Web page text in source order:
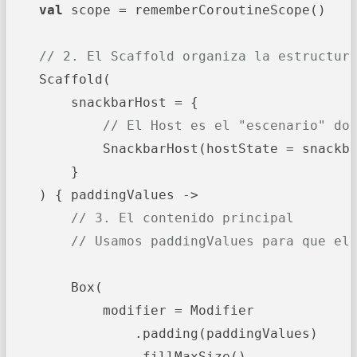
val scope = rememberCoroutineScope()
// 2. El Scaffold organiza la
    Scaffold(
        snackbarHost = {
// El Host es el "escenario"
SnackbarHost(hostState =
        }
    ) { paddingValues ->
// 3. El contenido principal
// Usamos paddingValues para que
        Box(
            modifier = Modifier
                .padding(paddingValues)